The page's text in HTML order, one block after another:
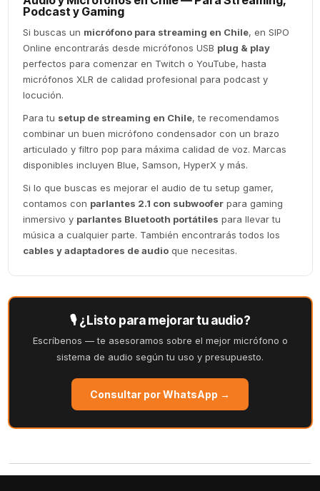
Podcast y Gaming
Si buscas un micrófono para streaming en Chile, en SIPO
Online encontrarás desde micrófonos USB plug & play
perfectos para comenzar en Twitch o YouTube, hasta
micrófonos XLR de calidad profesional para podcast y
locución.
Para tu setup de streaming en Chile, te recomendamos
combinar un buen micrófono condensador con un brazo
articulado y filtro pop para máxima calidad de voz. Marcas
disponibles incluyen Blue, Samson, HyperX y más.
Si lo que buscas es mejorar el audio de tu setup gamer,
contamos con parlantes 2.1 con subwooferpara gaming
inmersivo y parlantes Bluetooth portátiles para llevar tu
música a cualquier parte. También encontrarás todos los
cables y adaptadores de audioque necesitas.
🎙️ ¿Listo para mejorar tu audio?
Escríbenos — te asesoramos sobre el mejor micrófono o
sistema de audio según tu uso y presupuesto.
Consultar por WhatsApp →